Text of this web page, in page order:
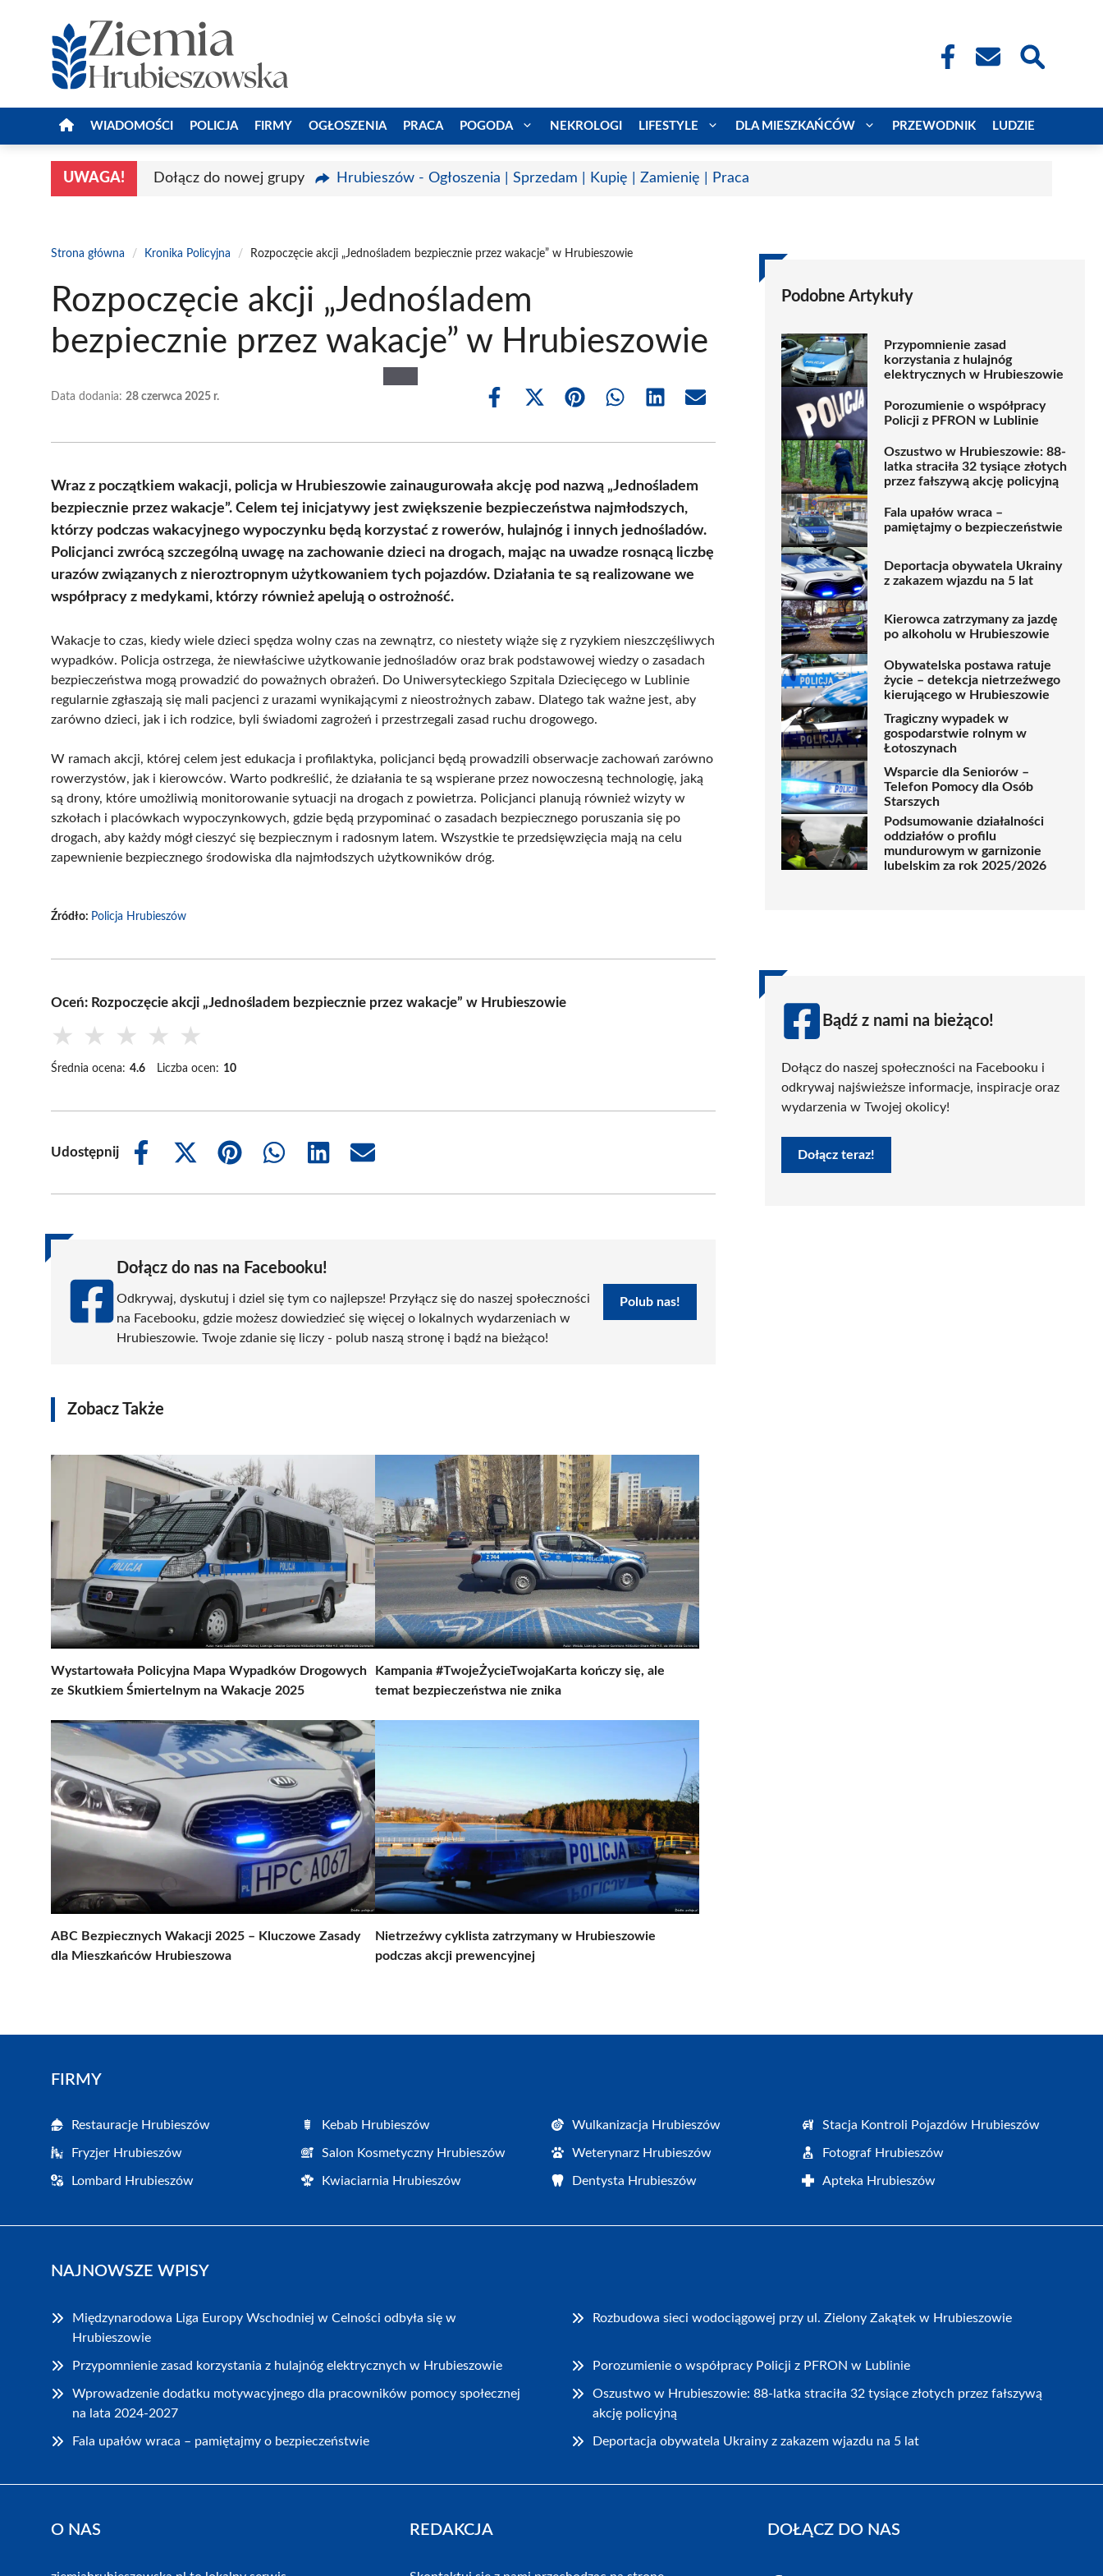
WIADOMOŚCI POLICJA FIRMY OGŁOSZENIA PRACA POGODA NEKROLOGI LIFESTYLE DLA MIESZKAŃCÓW PRZEWODNIK LUDZIE
UWAGA! Dołącz do nowej grupy Hrubieszów - Ogłoszenia | Sprzedam | Kupię | Zamienię | Praca
Strona główna / Kronika Policyjna / Rozpoczęcie akcji „Jednośladem bezpiecznie przez wakacje” w Hrubieszowie
Rozpoczęcie akcji „Jednośladem
bezpiecznie przez wakacje” w Hrubieszowie
Data dodania: 28 czerwca 2025 r.
Share
Share
(Twitter)
Share Share Share Share
Wraz z początkiem wakacji, policja w Hrubieszowie zainaugurowała akcję pod nazwą „Jednośladem
bezpiecznie przez wakacje”. Celem tej inicjatywy jest zwiększenie bezpieczeństwa najmłodszych,
którzy podczas wakacyjnego wypoczynku będą korzystać z rowerów, hulajnóg i innych jednośladów.
Policjanci zwrócą szczególną uwagę na zachowanie dzieci na drogach, mając na uwadze rosnącą liczbę
urazów związanych z nieroztropnym użytkowaniem tych pojazdów. Działania te są realizowane we
współpracy z medykami, którzy również apelują o ostrożność.
Wakacje to czas, kiedy wiele dzieci spędza wolny czas na zewnątrz, co niestety wiąże się z ryzykiem nieszczęśliwych
wypadków. Policja ostrzega, że niewłaściwe użytkowanie jednośladów oraz brak podstawowej wiedzy o zasadach
bezpieczeństwa mogą prowadzić do poważnych obrażeń. Do Uniwersyteckiego Szpitala Dziecięcego w Lublinie
regularnie zgłaszają się mali pacjenci z urazami wynikającymi z nieostrożnych zabaw. Dlatego tak ważne jest, aby
zarówno dzieci, jak i ich rodzice, byli świadomi zagrożeń i przestrzegali zasad ruchu drogowego.
W ramach akcji, której celem jest edukacja i profilaktyka, policjanci będą prowadzili obserwacje zachowań zarówno
rowerzystów, jak i kierowców. Warto podkreślić, że działania te są wspierane przez nowoczesną technologię, jaką
są drony, które umożliwią monitorowanie sytuacji na drogach z powietrza. Policjanci planują również wizyty w
szkołach i placówkach wypoczynkowych, gdzie będą przypominać o zasadach bezpiecznego poruszania się po
drogach, aby każdy mógł cieszyć się bezpiecznym i radosnym latem. Wszystkie te przedsięwzięcia mają na celu
zapewnienie bezpiecznego środowiska dla najmłodszych użytkowników dróg.
Źródło: Policja Hrubieszów
Oceń: Rozpoczęcie akcji „Jednośladem bezpiecznie przez wakacje” w Hrubieszowie
★ ★ ★ ★ ★
Średnia ocena: 4.6 Liczba ocen: 10
Udostępnij
Share
Share
(Twitter)
Share
Share
Share
Share
Dołącz do nas na Facebooku!
Odkrywaj, dyskutuj i dziel się tym co najlepsze! Przyłącz się do naszej społeczności
na Facebooku, gdzie możesz dowiedzieć się więcej o lokalnych wydarzeniach w
Hrubieszowie. Twoje zdanie się liczy - polub naszą stronę i bądź na bieżąco!
Polub nas!
Zobacz Także
Wystartowała Policyjna Mapa Wypadków Drogowych
ze Skutkiem Śmiertelnym na Wakacje 2025
Kampania #TwojeŻycieTwojaKarta kończy się, ale
temat bezpieczeństwa nie znika
ABC Bezpiecznych Wakacji 2025 – Kluczowe Zasady
dla Mieszkańców Hrubieszowa
Nietrzeźwy cyklista zatrzymany w Hrubieszowie
podczas akcji prewencyjnej
Podobne Artykuły
Przypomnienie zasad
korzystania z hulajnóg
elektrycznych w Hrubieszowie
Porozumienie o współpracy
Policji z PFRON w Lublinie
Oszustwo w Hrubieszowie: 88-
latka straciła 32 tysiące złotych
przez fałszywą akcję policyjną
Fala upałów wraca –
pamiętajmy o bezpieczeństwie
Deportacja obywatela Ukrainy
z zakazem wjazdu na 5 lat
Kierowca zatrzymany za jazdę
po alkoholu w Hrubieszowie
Obywatelska postawa ratuje
życie – detekcja nietrzeźwego
kierującego w Hrubieszowie
Tragiczny wypadek w
gospodarstwie rolnym w
Łotoszynach
Wsparcie dla Seniorów –
Telefon Pomocy dla Osób
Starszych
Podsumowanie działalności
oddziałów o profilu
mundurowym w garnizonie
lubelskim za rok 2025/2026
Bądź z nami na bieżąco!
Dołącz do naszej społeczności na Facebooku i
odkrywaj najświeższe informacje, inspiracje oraz
wydarzenia w Twojej okolicy!
Dołącz teraz!
FIRMY
Restauracje Hrubieszów Kebab Hrubieszów Wulkanizacja Hrubieszów Stacja Kontroli Pojazdów Hrubieszów
Fryzjer Hrubieszów Salon Kosmetyczny Hrubieszów Weterynarz Hrubieszów Fotograf Hrubieszów
Lombard Hrubieszów Kwiaciarnia Hrubieszów Dentysta Hrubieszów Apteka Hrubieszów
NAJNOWSZE WPISY
Międzynarodowa Liga Europy Wschodniej w Celności odbyła się w
Hrubieszowie
Rozbudowa sieci wodociągowej przy ul. Zielony Zakątek w Hrubieszowie
Przypomnienie zasad korzystania z hulajnóg elektrycznych w Hrubieszowie Porozumienie o współpracy Policji z PFRON w Lublinie
Wprowadzenie dodatku motywacyjnego dla pracowników pomocy społecznej
na lata 2024-2027
Oszustwo w Hrubieszowie: 88-latka straciła 32 tysiące złotych przez fałszywą
akcję policyjną
Fala upałów wraca – pamiętajmy o bezpieczeństwie Deportacja obywatela Ukrainy z zakazem wjazdu na 5 lat
O NAS REDAKCJA DOŁĄCZ DO NAS